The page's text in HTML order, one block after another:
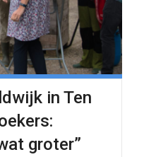
in Ten
groter”